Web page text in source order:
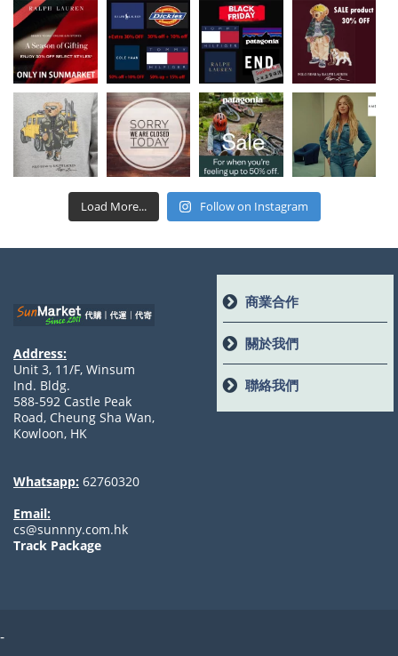
Load More... Follow on Instagram
Address:
Unit 3, 11/F, Winsum
Ind. Bldg.
588-592 Castle Peak
Road, Cheung Sha Wan,
Kowloon, HK
Whatsapp: 62760320
Email:
cs@sunnny.com.hk
Track Package
商業合作
關於我們
聯絡我們
-